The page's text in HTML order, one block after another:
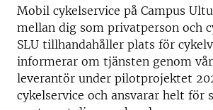
Mobil cykelservice på Campus
mellan dig som privatperson och
SLU tillhandahåller plats för
informerar om tjänsten genom
leverantör under pilotprojektet
cykelservice och ansvarar helt för